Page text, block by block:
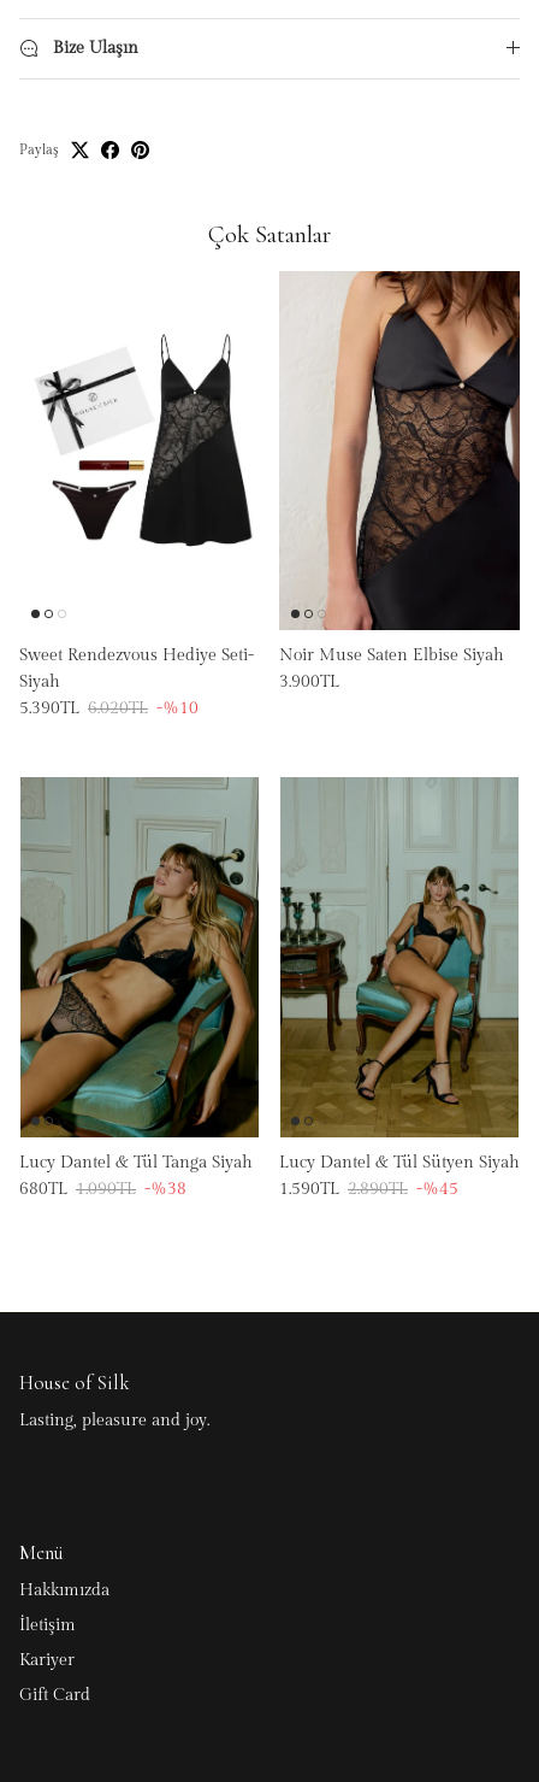
Bize Ulaşın
Paylaş
Çok Satanlar
Sweet Rendezvous Hediye Seti-
Siyah
5.390TL 6.020TL -%10
Noir Muse Saten Elbise Siyah
3.900TL
Lucy Dantel & Tül Tanga Siyah
680TL 1.090TL -%38
Lucy Dantel & Tül Sütyen Siyah
1.590TL 2.890TL -%45
House of Silk
Lasting, pleasure and joy.
Menü
Hakkımızda
İletişim
Kariyer
Gift Card